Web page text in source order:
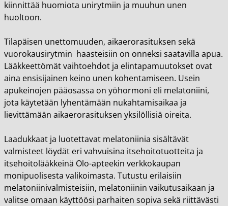
kiinnittää huomiota unirytmiin ja muuhun unen
huoltoon.
Tilapäisen unettomuuden, aikaerorasituksen sekä
vuorokausirytmin haasteisiin on onneksi saatavilla apua.
Lääkkeettömät vaihtoehdot ja elintapamuutokset ovat
aina ensisijainen keino unen kohentamiseen. Usein
apukeinojen pääosassa on yöhormoni eli melatoniini,
jota käytetään lyhentämään nukahtamisaikaa ja
lievittämään aikaerorasituksen yksilöllisiä oireita.
Laadukkaat ja luotettavat melatoniinia sisältävät
valmisteet löydät eri vahvuisina itsehoitotuotteita ja
itsehoitolääkkeinä Olo-apteekin verkkokaupan
monipuolisesta valikoimasta. Tutustu erilaisiin
melatoniinivalmisteisiin, melatoniinin vaikutusaikaan ja
valitse omaan käyttöösi parhaiten sopiva sekä riittävästi